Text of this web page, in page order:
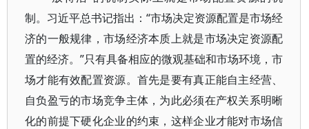
制。习近平总书记指出：“市场决定资源配置是市场经
济的一般规律，市场经济本质上就是市场决定资源配
置的经济。”只有具备相应的微观基础和市场环境，市
场才能有效配置资源。首先是要有真正能自主经营、
自负盈亏的市场竞争主体，为此必须在产权关系明晰
化的前提下硬化企业的约束，这样企业才能对市场信